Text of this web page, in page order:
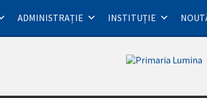
ADMINISTRAȚIE INSTITUȚIE